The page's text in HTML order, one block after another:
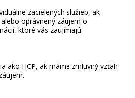
zacielených služieb, ak
oprávnený záujem o
ktoré vás zaujímajú.
ako HCP, ak máme zmluvný vzťah